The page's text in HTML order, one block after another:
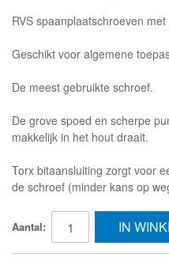
RVS spaanplaatschroeven
Geschikt voor algemene
De meest gebruikte schroef.
De grove spoed en scherpe
makkelijk in het hout draait.
Torx bitaansluiting zorgt voor
de schroef (minder kans op
Aantal: IN